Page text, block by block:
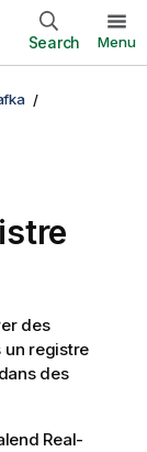
Search Menu
des
un registre
des
Real-